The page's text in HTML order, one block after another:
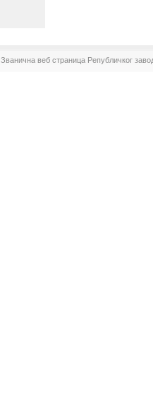
Званична веб страница Републичког